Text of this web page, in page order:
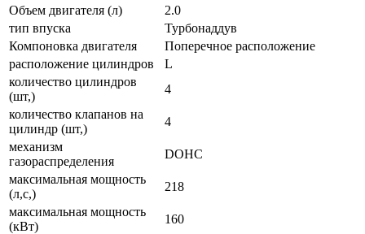
Объем двигателя (л)
2.0
тип впуска
Турбонаддув
Компоновка двигателя
Поперечное расположение
расположение цилиндров
L
количество цилиндров
(шт,)
4
количество клапанов на
цилиндр (шт,)
4
механизм
газораспределения
DOHC
максимальная мощность
(л,с,)
218
максимальная мощность
(кВт)
160